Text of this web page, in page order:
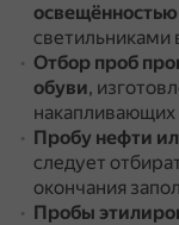
освещённостью
Отбор проб
обуви,
накапливающих
Пробу нефти
следует
окончания
Пробы